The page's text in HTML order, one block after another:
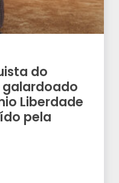
do
galardoado
Liberdade
pela